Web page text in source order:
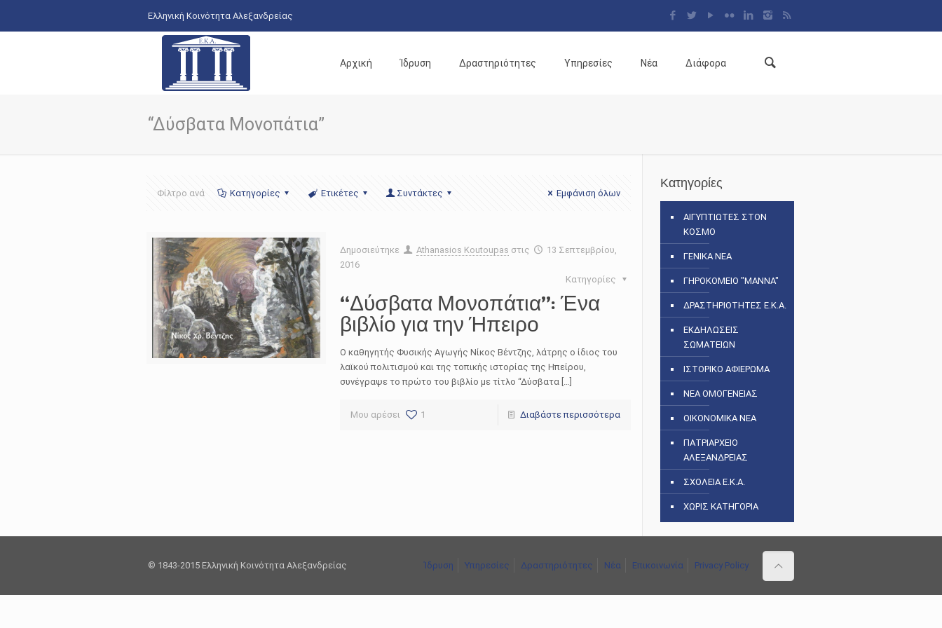
Ελληνική Κοινότητα Αλεξανδρείας
Αρχική Ίδρυση Δραστηριότητες Υπηρεσίες Νέα Διάφορα
“Δύσβατα Μονοπάτια”
Φίλτρο ανά Κατηγορίες Ετικέτες Συντάκτες Εμφάνιση όλων
Δημοσιεύτηκε Athanasios Koutoupas στις
13 Σεπτεμβρίου,
2016
Κατηγορίες
“Δύσβατα Μονοπάτια”: Ένα
βιβλίο για την Ήπειρο
Ο καθηγητής Φυσικής Αγωγής Νίκος Βέντζης, λάτρης ο ίδιος του
λαϊκού πολιτισμού και της τοπικής ιστορίας της Ηπείρου,
συνέγραψε το πρώτο του βιβλίο με τίτλο “Δύσβατα […]
Μου αρέσει 1 Διαβάστε περισσότερα
Κατηγορίες
ΑΙΓΥΠΤΙΩΤΕΣ ΣΤΟΝ
ΚΟΣΜΟ
ΓΕΝΙΚΑ ΝΕΑ
ΓΗΡΟΚΟΜΕΙΟ "ΜΑΝΝΑ"
ΔΡΑΣΤΗΡΙΟΤΗΤΕΣ Ε.Κ.Α.
ΕΚΔΗΛΩΣΕΙΣ
ΣΩΜΑΤΕΙΩΝ
ΙΣΤΟΡΙΚΟ ΑΦΙΕΡΩΜΑ
ΝΕΑ ΟΜΟΓΕΝΕΙΑΣ
ΟΙΚΟΝΟΜΙΚΑ ΝΕΑ
ΠΑΤΡΙΑΡΧΕΙΟ
ΑΛΕΞΑΝΔΡΕΙΑΣ
ΣΧΟΛΕΙΑ Ε.Κ.Α.
ΧΩΡΙΣ ΚΑΤΗΓΟΡΙΑ
© 1843-2015 Ελληνική Κοινότητα Αλεξανδρείας Ίδρυση Υπηρεσίες Δραστηριότητες Νέα Επικοινωνία Privacy Policy